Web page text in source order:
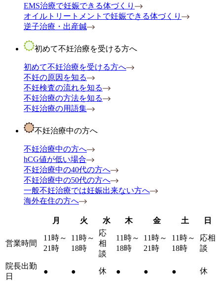
EMS治療で妊娠できる体づくり
オイルトリートメントで妊娠できる体づくり
逆子治療・出産鍼
初めて不妊治療を受ける方へ
初めて不妊治療を受ける方へ
不妊の原因を知る
不妊検査の流れを知る
不妊治療の方法を知る
不妊治療の用語集
不妊治療中の方へ
不妊治療中の方へ
hCG値が低い場合
不妊治療中の40代の方へ
不妊治療中の50代の方へ
一般不妊治療では妊娠出来ない方へ
海外在住の方へ
月 火 水 木 金 土 日
営業時間
11時～
21時
11時～
18時
応
相
談
11時～
18時
11時～
21時
11時～
18時
応相
談
院長出勤
日
● ● 休 ● ● ● 休